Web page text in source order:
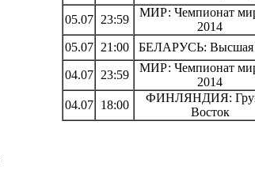
05.07 23:59
МИР: Чемпионат
2014
05.07 21:00 БЕЛАРУСЬ: Высшая
04.07 23:59
МИР: Чемпионат
2014
04.07 18:00
ФИНЛЯНДИЯ:
Восток